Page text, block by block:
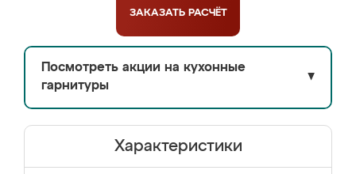
ЗАКАЗАТЬ РАСЧЁТ
Посмотреть акции на кухонные
гарнитуры
▼
Характеристики